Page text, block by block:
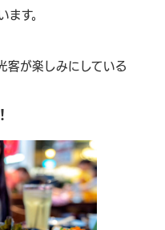
ます。
客が楽しみにしている